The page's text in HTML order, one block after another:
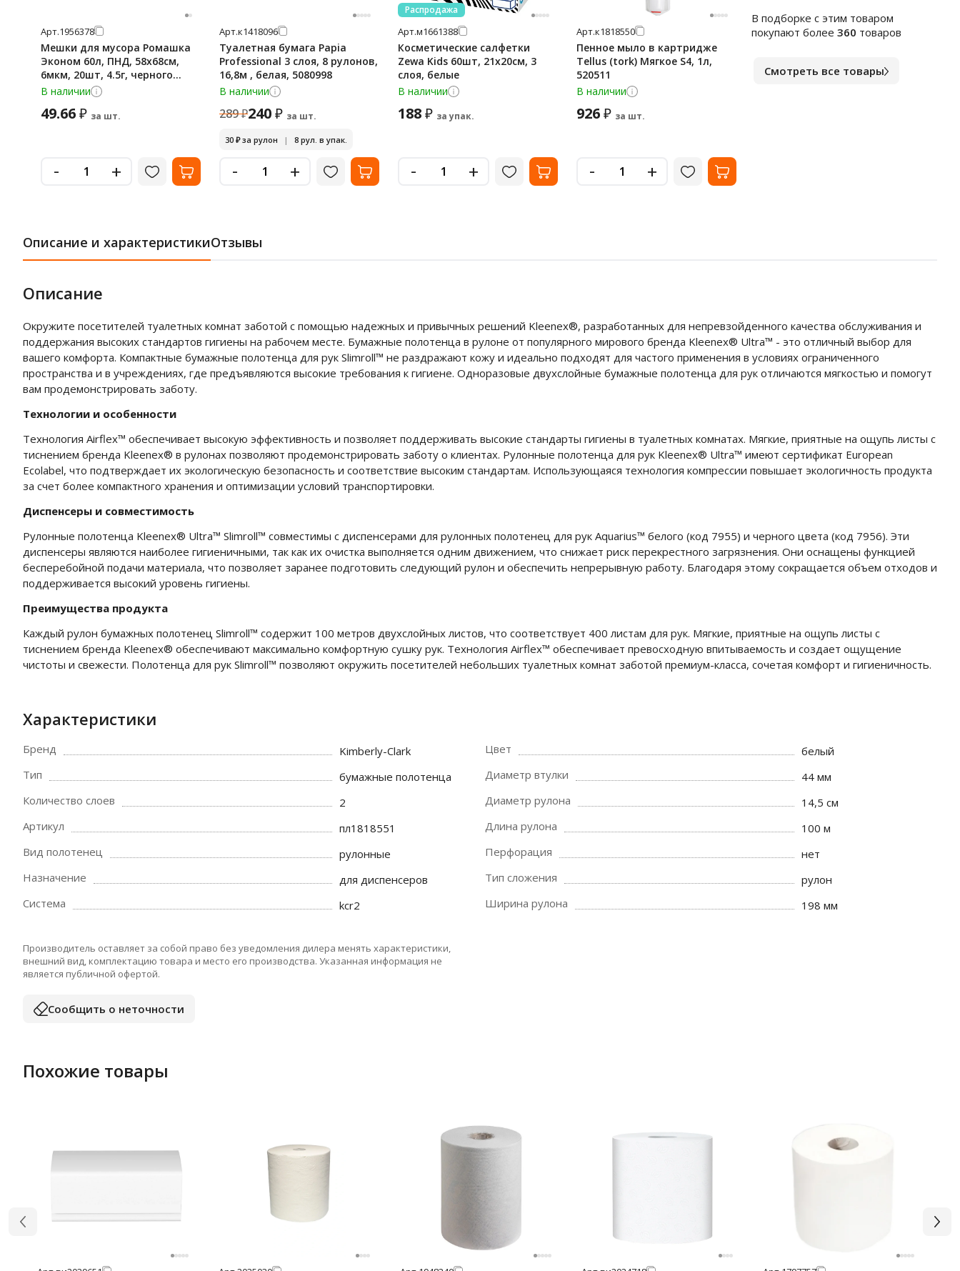
Арт.1956378
Мешки для мусора Ромашка
Эконом 60л, ПНД, 58х68см,
6мкм, 20шт, 4.5г, черного
цвета, в рулоне
В наличии
49.66₽ за шт.
- +
Арт.к1418096
Туалетная бумага Papia
Professional 3 слоя, 8 рулонов,
16,8м , белая, 5080998
В наличии
289₽240₽ за шт.
30 ₽за рулон | 8 рул. в упак.
- +
Распродажа
Арт.м1661388
Косметические салфетки
Zewa Kids 60шт, 21х20см, 3
слоя, белые
В наличии
188₽ за упак.
- +
Арт.к1818550
Пенное мыло в картридже
Tellus (tork) Мягкое S4, 1л,
520511
В наличии
926₽ за шт.
- +
Арт.к1564553
сложения, 100 листов, С-89
В подборке c этим товаром
покупают более 360 товаров
Смотреть все товары
Описание и характеристикиОтзывы
Описание
Окружите посетителей туалетных комнат заботой с помощью надежных и привычных решений Kleenex®, разработанных для непревзойденного качества обслуживания и
поддержания высоких стандартов гигиены на рабочем месте. Бумажные полотенца в рулоне от популярного мирового бренда Kleenex® Ultra™ - это отличный выбор для
вашего комфорта. Компактные бумажные полотенца для рук Slimroll™ не раздражают кожу и идеально подходят для частого применения в условиях ограниченного
пространства и в учреждениях, где предъявляются высокие требования к гигиене. Одноразовые двухслойные бумажные полотенца для рук отличаются мягкостью и помогут
вам продемонстрировать заботу.
Технологии и особенности
Технология Airflex™ обеспечивает высокую эффективность и позволяет поддерживать высокие стандарты гигиены в туалетных комнатах. Мягкие, приятные на ощупь листы с
тиснением бренда Kleenex® в рулонах позволяют продемонстрировать заботу о клиентах. Рулонные полотенца для рук Kleenex® Ultra™ имеют сертификат European
Ecolabel, что подтверждает их экологическую безопасность и соответствие высоким стандартам. Использующаяся технология компрессии повышает экологичность продукта
за счет более компактного хранения и оптимизации условий транспортировки.
Диспенсеры и совместимость
Рулонные полотенца Kleenex® Ultra™ Slimroll™ совместимы с диспенсерами для рулонных полотенец для рук Aquarius™ белого (код 7955) и черного цвета (код 7956). Эти
диспенсеры являются наиболее гигиеничными, так как их очистка выполняется одним движением, что снижает риск перекрестного загрязнения. Они оснащены функцией
бесперебойной подачи материала, что позволяет заранее подготовить следующий рулон и обеспечить непрерывную работу. Благодаря этому сокращается объем отходов и
поддерживается высокий уровень гигиены.
Преимущества продукта
Каждый рулон бумажных полотенец Slimroll™ содержит 100 метров двухслойных листов, что соответствует 400 листам для рук. Мягкие, приятные на ощупь листы с
тиснением бренда Kleenex® обеспечивают максимально комфортную сушку рук. Технология Airflex™ обеспечивает превосходную впитываемость и создает ощущение
чистоты и свежести. Полотенца для рук Slimroll™ позволяют окружить посетителей небольших туалетных комнат заботой премиум-класса, сочетая комфорт и гигиеничность.
Характеристики
Бренд
Kimberly-Clark
Тип
бумажные полотенца
Количество слоев
2
Артикул
пл1818551
Вид полотенец
рулонные
Назначение
для диспенсеров
Система
kcr2
Цвет
белый
Диаметр втулки
44 мм
Диаметр рулона
14,5 см
Длина рулона
100 м
Перфорация
нет
Тип сложения
рулон
Ширина рулона
198 мм
Производитель оставляет за собой право без уведомления дилера менять характеристики,
внешний вид, комплектацию товара и место его производства. Указанная информация не
является публичной офертой.
Сообщить о неточности
Похожие товары